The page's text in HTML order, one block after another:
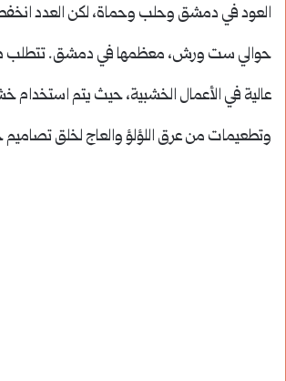
العود في دمشق وحلب وحماة، لكن العدد
حوالي ست ورش، معظمها في دمشق. تتطلب
عالية في الأعمال الخشبية، حيث يتم
وتطعيمات من عرق اللؤلؤ والعاج لخلق تصاميم